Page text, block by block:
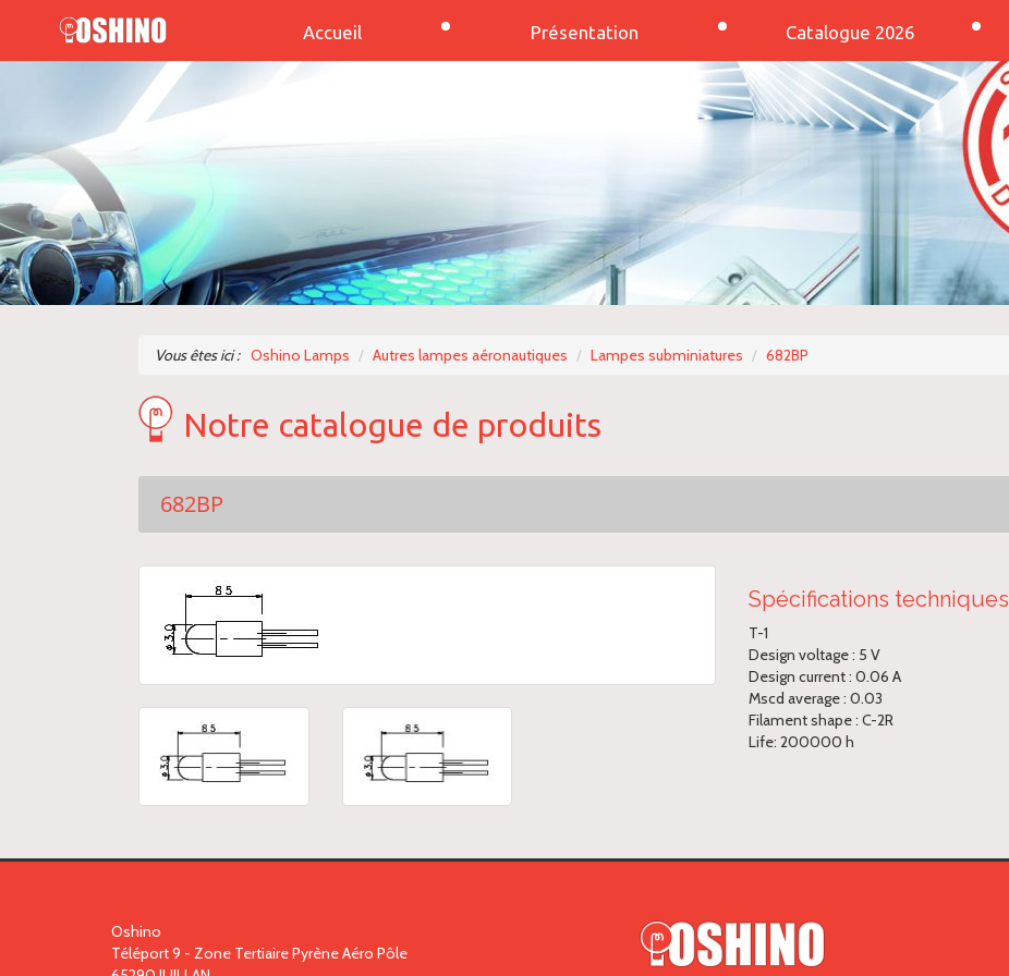
Accueil Présentation Catalogue 2026
Vous êtes ici : Oshino Lamps Autres lampes aéronautiques Lampes subminiatures 682BP
Notre catalogue de produits
682BP
Spécifications techniques
T-1
Design voltage : 5 V
Design current : 0.06 A
Mscd average : 0.03
Filament shape : C-2R
Life: 200000 h
Oshino
Téléport 9 - Zone Tertiaire Pyrène Aéro Pôle